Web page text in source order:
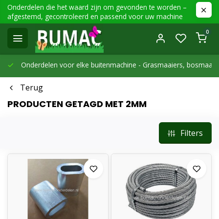
Onderdelen die het waard zijn om gevonden te worden –
afgestemd, gecontroleerd en passend voor uw machine
0
Onderdelen voor elke buitenmachine - Grasmaaiers,
Terug
PRODUCTEN GETAGD MET 2MM
Filters